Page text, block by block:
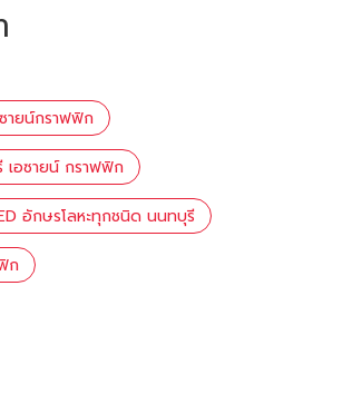
ายน์กราฟฟิก
เอซายน์ กราฟฟิก
อักษรโลหะทุกชนิด นนทบุรี
ก